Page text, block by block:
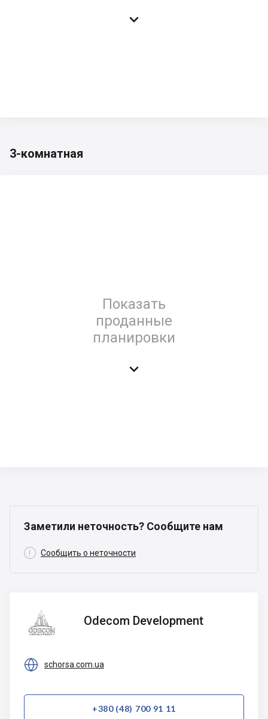

3-комнатная
Показать
проданные
планировки

Заметили неточность? Сообщите нам
 Сообщить о неточности
Odecom
Development
Odecom Development
 schorsa.com.ua
+380 (48) 700 91 11